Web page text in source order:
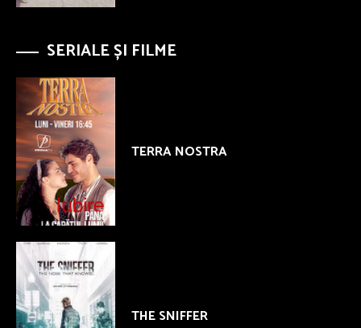
SERIALE ȘI FILME
TERRA NOSTRA
THE SNIFFER